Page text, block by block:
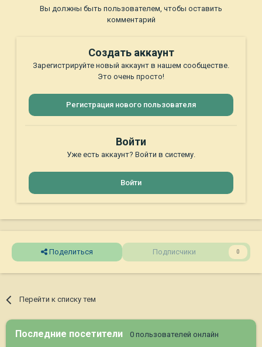
Вы должны быть пользователем, чтобы оставить
комментарий
Создать аккаунт
Зарегистрируйте новый аккаунт в нашем сообществе.
Это очень просто!
Регистрация нового пользователя
Войти
Уже есть аккаунт? Войти в систему.
Войти
Поделиться Подписчики 0
Перейти к списку тем
Последние посетители 0 пользователей онлайн